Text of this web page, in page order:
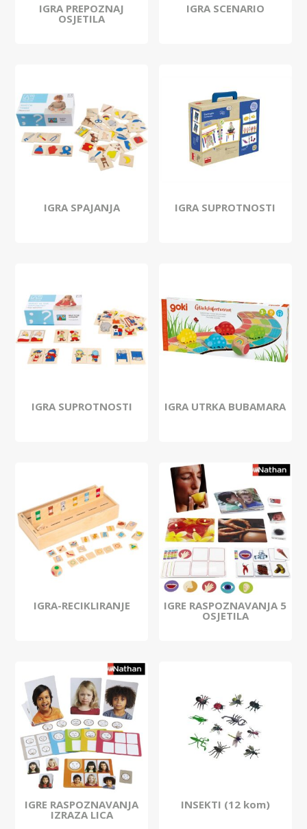
IGRA PREPOZNAJ
OSJETILA
IGRA SCENARIO
IGRA SPAJANJA IGRA SUPROTNOSTI
IGRA SUPROTNOSTI IGRA UTRKA BUBAMARA
IGRA-RECIKLIRANJE IGRE RASPOZNAVANJA 5
OSJETILA
IGRE RASPOZNAVANJA
IZRAZA LICA
INSEKTI (12 kom)